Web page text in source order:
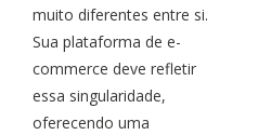
muito diferentes entre si.
Sua plataforma de e-
commerce deve refletir
essa singularidade,
oferecendo uma